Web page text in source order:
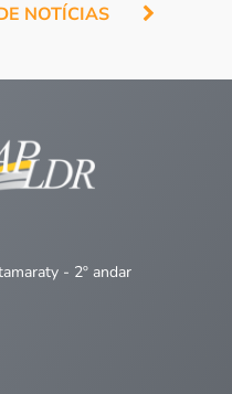
NOTÍCIAS
- 2º andar